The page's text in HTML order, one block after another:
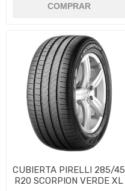
CUBIERTA PIRELLI 285/45
R20 SCORPION VERDE XL